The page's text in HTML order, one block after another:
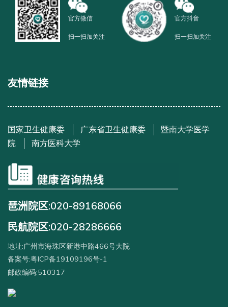
官方微信
扫一扫加关注
官方抖音
扫一扫加关注
友情链接
国家卫生健康委 广东省卫生健康委
暨南大学医学
院
南方医科大学
琶洲院区:020-89168066
民航院区:020-28286666
地址:广州市海珠区新港中路466号大院
备案号:粤ICP备19109196号-1
邮政编码:510317